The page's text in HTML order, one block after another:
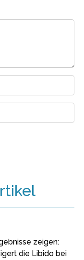
zeigen:
die Libido bei